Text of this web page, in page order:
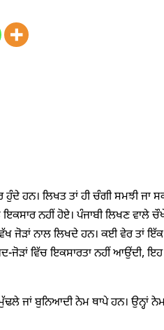
ਹਨ। ਲਿਖਤ ਤਾਂ ਹੀ ਚੰਗੀ ਸਮਝੀ
ਨਹੀਂ ਹੋਏ। ਪੰਜਾਬੀ ਲਿਖਣ ਵਾਲੇ
ਜੋੜਾਂ ਨਾਲ ਲਿਖਦੇ ਹਨ। ਕਈ ਵੇਰ ਤਾਂ
ਜੋੜਾਂ ਵਿੱਚ ਇਕਸਾਰਤਾ ਨਹੀਂ ਆਉਂਦੀ,
ਜਾਂ ਬੁਨਿਆਦੀ ਨੇਮ ਥਾਪੇ ਹਨ। ਉਨ੍ਹਾਂ